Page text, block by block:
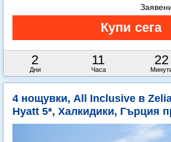
2
Дни
11
Часа
22
4 нощувки, All Inclusive в
Hyatt 5*, Халкидики, Гърция